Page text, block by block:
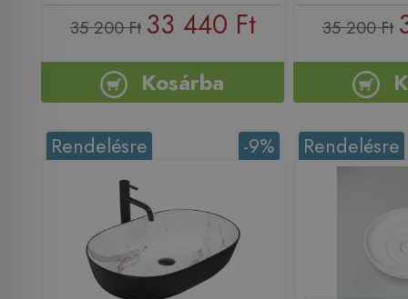
35 200 Ft 33 440 Ft
Kosárba
35 200 Ft
-9%
Rendelésre Rendelésre